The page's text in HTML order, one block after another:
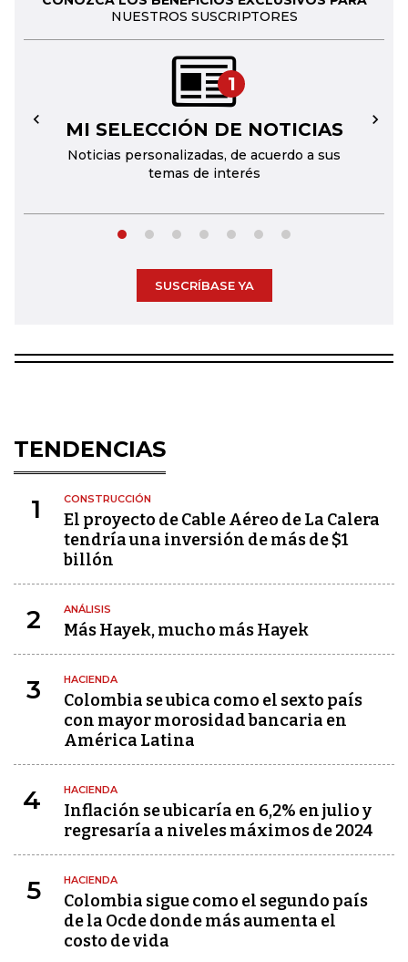
NUESTROS SUSCRIPTORES
1
MI SELECCIÓN DE NOTICIAS
Noticias personalizadas, de acuerdo a sus
temas de interés
← →
SUSCRÍBASE YA
TENDENCIAS
1 CONSTRUCCIÓN
El proyecto de Cable Aéreo de La Calera
tendría una inversión de más de $1
billón
2 ANÁLISIS
Más Hayek, mucho más Hayek
3 HACIENDA
Colombia se ubica como el sexto país
con mayor morosidad bancaria en
América Latina
4 HACIENDA
Inflación se ubicaría en 6,2% en julio y
regresaría a niveles máximos de 2024
5 HACIENDA
Colombia sigue como el segundo país
de la Ocde donde más aumenta el
costo de vida